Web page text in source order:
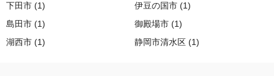
下田市 (1) 伊豆の国市 (1)
島田市 (1) 御殿場市 (1)
湖西市 (1) 静岡市清水区 (1)